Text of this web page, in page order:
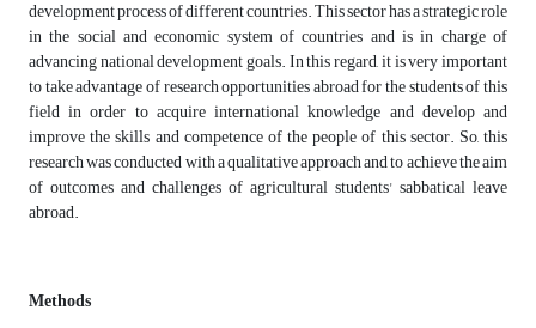
development process of different countries. This sector has a strategic role
in the social and economic system of countries and is in charge of
advancing national development goals. In this regard, it is very important
to take advantage of research opportunities abroad for the students of this
field in order to acquire international knowledge and develop and
improve the skills and competence of the people of this sector. So, this
research was conducted with a qualitative approach and to achieve the aim
of outcomes and challenges of agricultural students' sabbatical leave
abroad.
Methods